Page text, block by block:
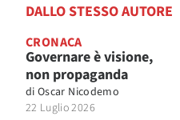
DALLO STESSO AUTORE
CRONACA
Governare è visione,
non propaganda
di Oscar Nicodemo
22 Luglio 2026